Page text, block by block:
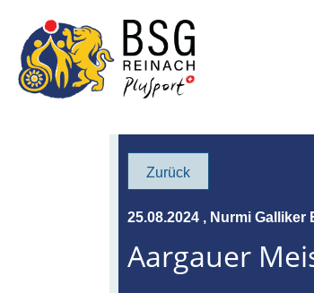
Zurück
25.08.2024 , Nurmi Galliker
Aargauer